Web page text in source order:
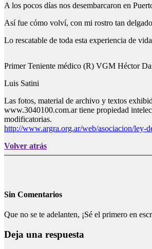
A los pocos días nos desembarcaron en
Así fue cómo volví, con mi rostro tan
Lo rescatable de toda esta experiencia de
Primer Teniente médico (R) VGM Héctor
Luis Satini
Las fotos, material de archivo y textos
www.3040100.com.ar tiene propiedad
modificatorias.
http://www.argra.org.ar/web/asociacion/ley-
Volver atrás
Sin Comentarios
Que no se te adelanten, ¡Sé el primero en
Deja una respuesta